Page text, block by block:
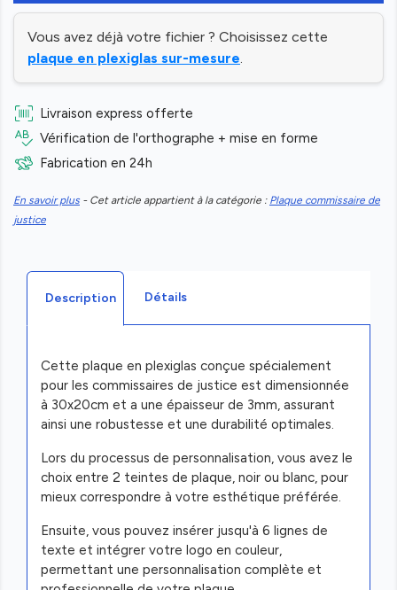
Vous avez déjà votre fichier ? Choisissez cette
plaque en plexiglas sur-mesure.
Livraison express offerte
Vérification de l'orthographe + mise en forme
Fabrication en 24h
En savoir plus - Cet article appartient à la catégorie : Plaque commissaire de
justice
Description Détails
Cette plaque en plexiglas conçue spécialement
pour les commissaires de justice est dimensionnée
à 30x20cm et a une épaisseur de 3mm, assurant
ainsi une robustesse et une durabilité optimales.
Lors du processus de personnalisation, vous avez le
choix entre 2 teintes de plaque, noir ou blanc, pour
mieux correspondre à votre esthétique préférée.
Ensuite, vous pouvez insérer jusqu'à 6 lignes de
texte et intégrer votre logo en couleur,
permettant une personnalisation complète et